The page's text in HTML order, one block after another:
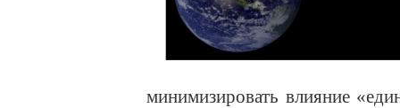
минимизировать влияние